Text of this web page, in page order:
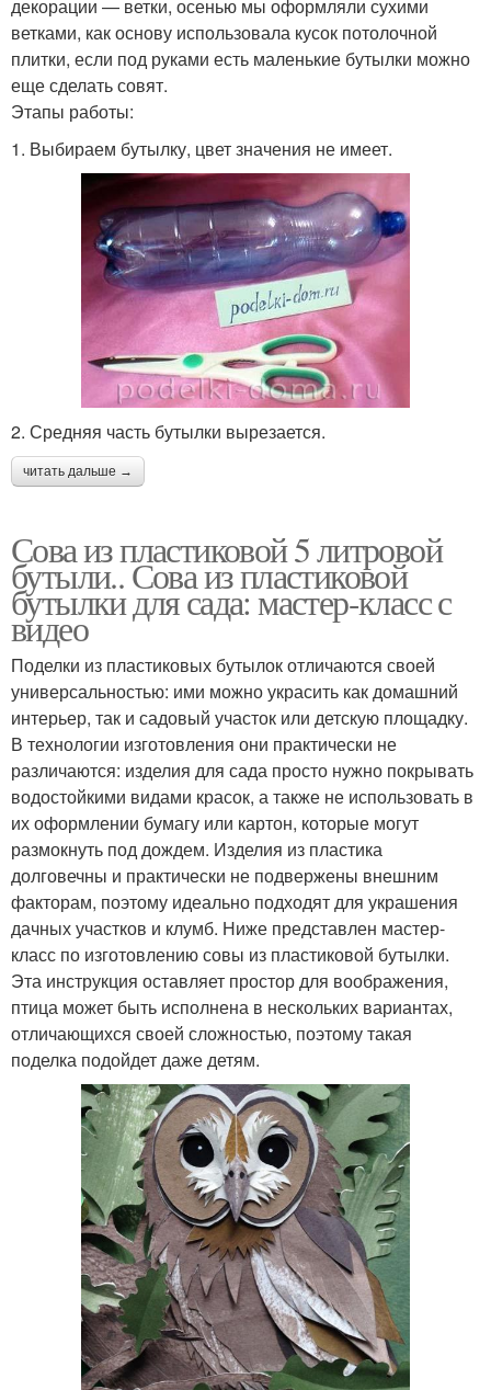
декорации — ветки, осенью мы оформляли сухими
ветками, как основу использовала кусок потолочной
плитки, если под руками есть маленькие бутылки можно
еще сделать совят.
Этапы работы:
1. Выбираем бутылку, цвет значения не имеет.
2. Средняя часть бутылки вырезается.
читать дальше →
Сова из пластиковой 5 литровой
бутыли.. Сова из пластиковой
бутылки для сада: мастер-класс с
видео
Поделки из пластиковых бутылок отличаются своей
универсальностью: ими можно украсить как домашний
интерьер, так и садовый участок или детскую площадку.
В технологии изготовления они практически не
различаются: изделия для сада просто нужно покрывать
водостойкими видами красок, а также не использовать в
их оформлении бумагу или картон, которые могут
размокнуть под дождем. Изделия из пластика
долговечны и практически не подвержены внешним
факторам, поэтому идеально подходят для украшения
дачных участков и клумб. Ниже представлен мастер-
класс по изготовлению совы из пластиковой бутылки.
Эта инструкция оставляет простор для воображения,
птица может быть исполнена в нескольких вариантах,
отличающихся своей сложностью, поэтому такая
поделка подойдет даже детям.